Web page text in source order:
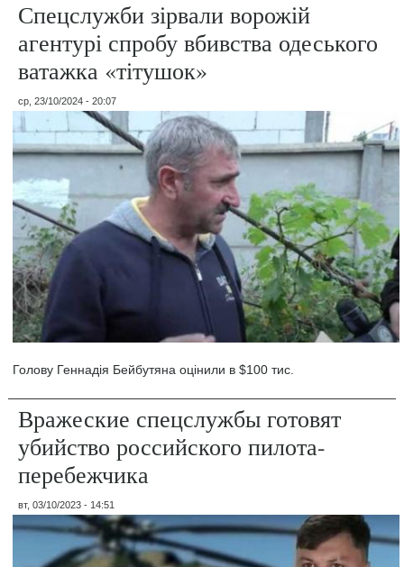
Спецслужби зірвали ворожій
агентурі спробу вбивства одеського
ватажка «тітушок»
ср, 23/10/2024 - 20:07
Голову Геннадія Бейбутяна оцінили в $100 тис.
Вражеские спецслужбы готовят
убийство российского пилота-
перебежчика
вт, 03/10/2023 - 14:51